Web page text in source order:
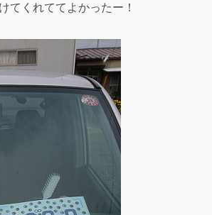
てくれててよかったー！